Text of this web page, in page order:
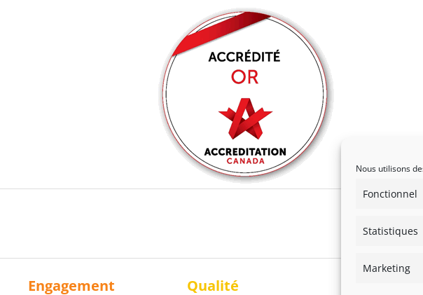
Nous utilisons
Fonctionnel
Statistiques
Marketing
Engagement Qualité